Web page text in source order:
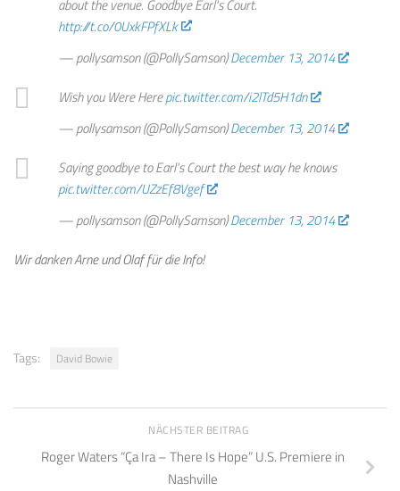
about the venue. Goodbye Earl's Court.
http://t.co/0UxkFPfXLk
— pollysamson (@PollySamson)December 13, 2014
Wish you Were Herepic.twitter.com/i2lTd5H1dn
— pollysamson (@PollySamson)December 13, 2014
Saying goodbye to Earl's Court the best way he knows
pic.twitter.com/UZzEf8Vgef
— pollysamson (@PollySamson)December 13, 2014
Wir danken Arne und Olaf für die Info!
Tags: David Bowie
NÄCHSTER BEITRAG
Roger Waters “Ça Ira – There Is Hope” U.S. Premiere in
Nashville